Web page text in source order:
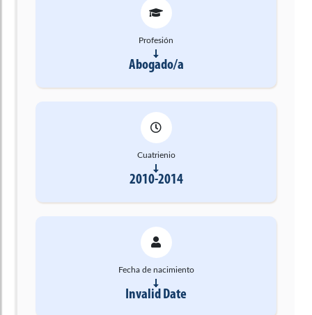
Profesión
Abogado/a
Cuatrienio
2010-2014
Fecha de nacimiento
Invalid Date